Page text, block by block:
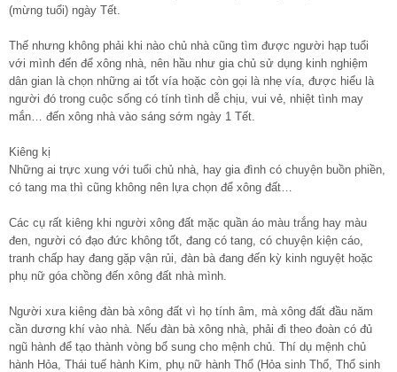
(mừng tuổi) ngày Tết.
Thế nhưng không phải khi nào chủ nhà cũng tìm được người hạp tuổi
với mình đến để xông nhà, nên hầu như gia chủ sử dụng kinh nghiệm
dân gian là chọn những ai tốt vía hoặc còn gọi là nhẹ vía, được hiểu là
người đó trong cuộc sống có tính tình dễ chịu, vui vẻ, nhiệt tình may
mắn… đến xông nhà vào sáng sớm ngày 1 Tết.
Kiêng kị
Những ai trực xung với tuổi chủ nhà, hay gia đình có chuyện buồn phiền,
có tang ma thì cũng không nên lựa chọn để xông đất…
Các cụ rất kiêng khi người xông đất mặc quần áo màu trắng hay màu
đen, người có đạo đức không tốt, đang có tang, có chuyện kiện cáo,
tranh chấp hay đang gặp vận rủi, đàn bà đang đến kỳ kinh nguyệt hoặc
phụ nữ góa chồng đến xông đất nhà mình.
Người xưa kiêng đàn bà xông đất vì họ tính âm, mà xông đất đầu năm
cần dương khí vào nhà. Nếu đàn bà xông nhà, phải đi theo đoàn có đủ
ngũ hành để tạo thành vòng bổ sung cho mệnh chủ. Thí dụ mệnh chủ
hành Hỏa, Thái tuế hành Kim, phụ nữ hành Thổ (Hỏa sinh Thổ, Thổ sinh